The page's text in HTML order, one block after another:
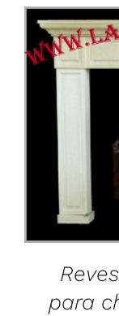
DETAILS
para